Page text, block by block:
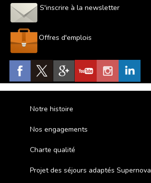
S'inscrire à la newsletter
Offres d'emplois
Notre histoire
Nos engagements
Charte qualité
Projet des séjours adaptés Supernova